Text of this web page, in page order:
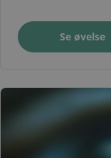
Se øvelse